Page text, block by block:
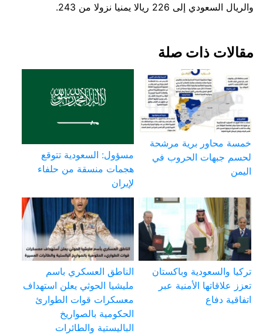
والريال السعودي إلى 226 ريالا يمنيا نزولا من 243.
مقالات ذات صلة
خمسة محاور برية مرشحة
لحسم جبهات الحروب في
اليمن
مسؤول: السعودية تتوقع
هجمات منسقة من حلفاء
لإيران
تركيا والسعودية وباكستان
تعزز علاقاتها الأمنية عبر
اتفاقية دفاع
الناطق العسكري باسم
مليشيا الحوثي يعلن استهداف
معسكرات قوات الطوارئ
الحكومية بالصواريخ
الباليستية والطائرات